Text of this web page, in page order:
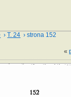
›T. 24 › strona 152
«